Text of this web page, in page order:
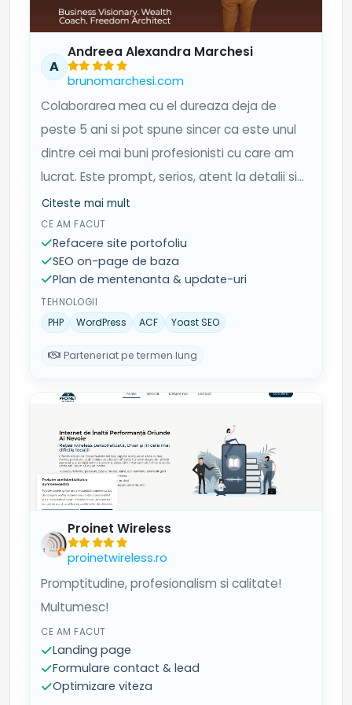
A
Andreea Alexandra Marchesi
brunomarchesi.com
Colaborarea mea cu el dureaza deja de
peste 5 ani si pot spune sincer ca este unul
dintre cei mai buni profesionisti cu care am
lucrat. Este prompt, serios, atent la detalii si
mereu gata sa gaseasca solutii eficiente.
Preturile sunt corecte si transparente, iar
calitatea muncii este excelenta.
Citeste mai mult
CE AM FACUT
Refacere site portofoliu
SEO on-page de baza
Plan de mentenanta & update-uri
TEHNOLOGII
PHP WordPress ACF Yoast SEO
Parteneriat pe termen lung
Proinet Wireless
proinetwireless.ro
Promptitudine, profesionalism si calitate!
Multumesc!
CE AM FACUT
Landing page
Formulare contact & lead
Optimizare viteza